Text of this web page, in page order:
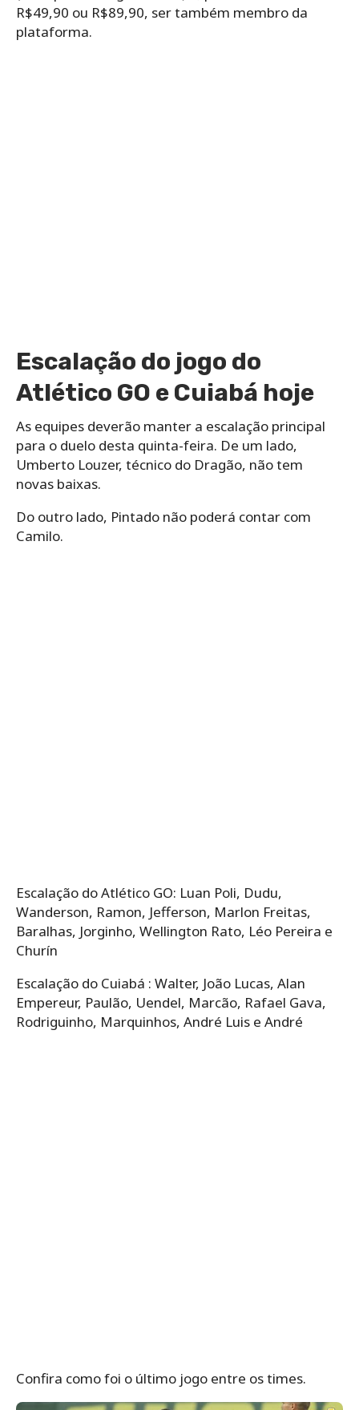
R$49,90 ou R$89,90, ser também membro da
plataforma.
Escalação do jogo do
Atlético GO e Cuiabá hoje
As equipes deverão manter a escalação principal
para o duelo desta quinta-feira. De um lado,
Umberto Louzer, técnico do Dragão, não tem
novas baixas.
Do outro lado, Pintado não poderá contar com
Camilo.
Escalação do Atlético GO:​ Luan Poli, Dudu,
Wanderson, Ramon, Jefferson, Marlon Freitas,
Baralhas, Jorginho, Wellington Rato, Léo Pereira e
Churín
Escalação do Cuiabá : Walter, João Lucas, Alan
Empereur, Paulão, Uendel, Marcão, Rafael Gava,
Rodriguinho, Marquinhos, André Luis e André
Confira como foi o último jogo entre os times.